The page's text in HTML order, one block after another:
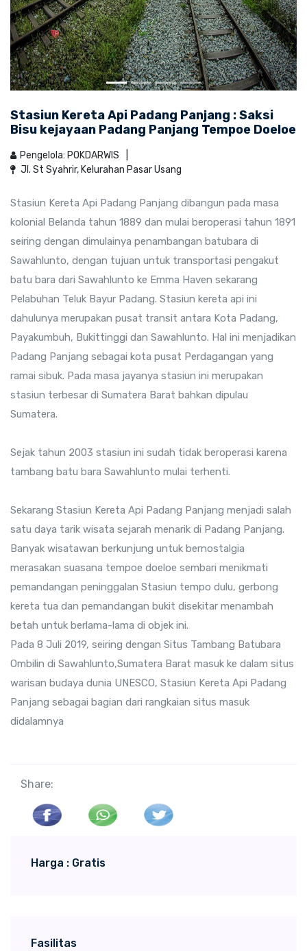
Stasiun Kereta Api Padang Panjang : Saksi
Bisu kejayaan Padang Panjang Tempoe Doeloe
Pengelola: POKDARWIS
Jl. St Syahrir, Kelurahan Pasar Usang
Stasiun Kereta Api Padang Panjang dibangun pada masa
kolonial Belanda tahun 1889 dan mulai beroperasi tahun 1891
seiring dengan dimulainya penambangan batubara di
Sawahlunto, dengan tujuan untuk transportasi pengakut
batu bara dari Sawahlunto ke Emma Haven sekarang
Pelabuhan Teluk Bayur Padang. Stasiun kereta api ini
dahulunya merupakan pusat transit antara Kota Padang,
Payakumbuh, Bukittinggi dan Sawahlunto. Hal ini menjadikan
Padang Panjang sebagai kota pusat Perdagangan yang
ramai sibuk. Pada masa jayanya stasiun ini merupakan
stasiun terbesar di Sumatera Barat bahkan dipulau
Sumatera.
Sejak tahun 2003 stasiun ini sudah tidak beroperasi karena
tambang batu bara Sawahlunto mulai terhenti.
Sekarang Stasiun Kereta Api Padang Panjang menjadi salah
satu daya tarik wisata sejarah menarik di Padang Panjang.
Banyak wisatawan berkunjung untuk bernostalgia
merasakan suasana tempoe doeloe sembari menikmati
pemandangan peninggalan Stasiun tempo dulu, gerbong
kereta tua dan pemandangan bukit disekitar menambah
betah untuk berlama-lama di objek ini.
Pada 8 Juli 2019, seiring dengan Situs Tambang Batubara
Ombilin di Sawahlunto,Sumatera Barat masuk ke dalam situs
warisan budaya dunia UNESCO, Stasiun Kereta Api Padang
Panjang sebagai bagian dari rangkaian situs masuk
didalamnya
Share:
Harga : Gratis
Fasilitas